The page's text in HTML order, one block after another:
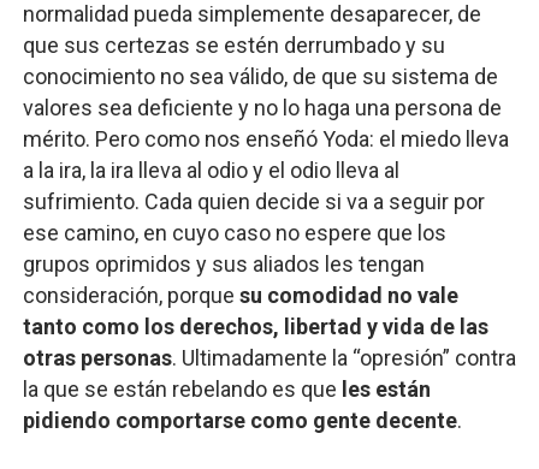
normalidad pueda simplemente desaparecer, de
que sus certezas se estén derrumbado y su
conocimiento no sea válido, de que su sistema de
valores sea deficiente y no lo haga una persona de
mérito. Pero como nos enseñó Yoda: el miedo lleva
a la ira, la ira lleva al odio y el odio lleva al
sufrimiento. Cada quien decide si va a seguir por
ese camino, en cuyo caso no espere que los
grupos oprimidos y sus aliados les tengan
consideración, porque su comodidad no vale
tanto como los derechos, libertad y vida de las
otras personas. Ultimadamente la “opresión” contra
la que se están rebelando es que les están
pidiendo comportarse como gente decente.